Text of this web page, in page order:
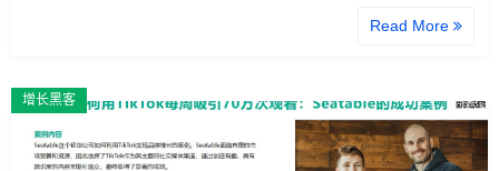
Read More
增长黑客